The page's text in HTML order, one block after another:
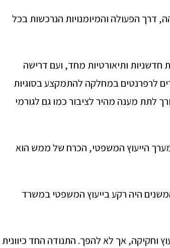
הפעולה והמיומנויות הנרכשות בכל
חדשניות ותיאורטיות מחד, ועם דרישה
לרפרנטים במחלקה להתמקצע בסוגיות
לתת מענה מהיר לציבור כמו גם לגורמי
הייעוץ המשפטי, הכרח של ממש הוא
היה רקע בייעוץ המשפטי במשרד
וחקיקה, אך לא להפך. התנודה החד כיוונית